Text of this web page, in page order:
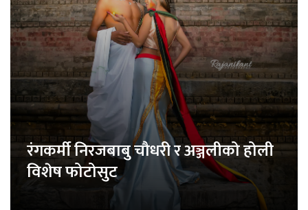
रंगकर्मी निरजबाबु चौधरी र अञ्जलीको होली
विशेष फोटोसुट